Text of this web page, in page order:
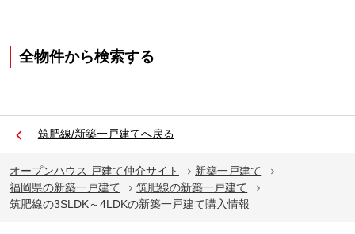
全物件から検索する
筑肥線/新築一戸建てへ戻る
オープンハウス 戸建て仲介サイト
新築一戸建て
福岡県の新築一戸建て
筑肥線の新築一戸建て
筑肥線の3SLDK～4LDKの新築一戸建て購入情報